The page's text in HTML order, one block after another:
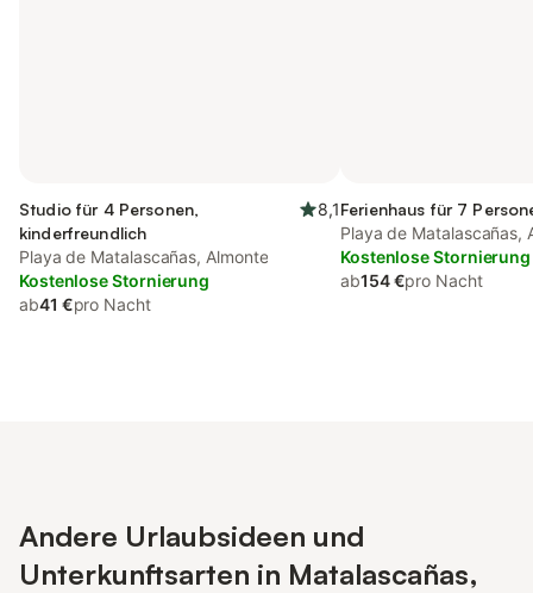
Studio für 4 Personen,
kinderfreundlich
8,1
Playa de Matalascañas, Almonte
Kostenlose Stornierung
ab41 €pro Nacht
Ferienhaus für 7
Playa de Matalascañas,
Kostenlose Stornierung
ab154 €pro Nacht
Andere Urlaubsideen und
Unterkunftsarten in Matalascañas,